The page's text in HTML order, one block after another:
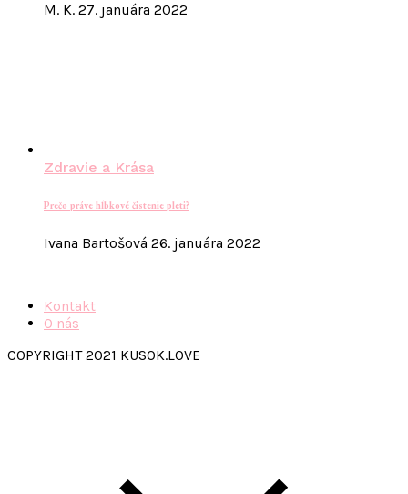
M. K. 27. januára 2022
Zdravie a Krása
Prečo práve hĺbkové čistenie pleti?
Ivana Bartošová 26. januára 2022
Kontakt
O nás
COPYRIGHT 2021 KUSOK.LOVE